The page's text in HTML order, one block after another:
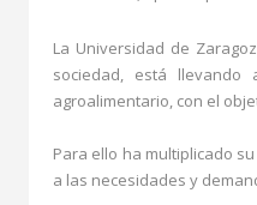
La Universidad de
sociedad, está
agroalimentario, con el
Para ello ha multiplicado
a las necesidades y